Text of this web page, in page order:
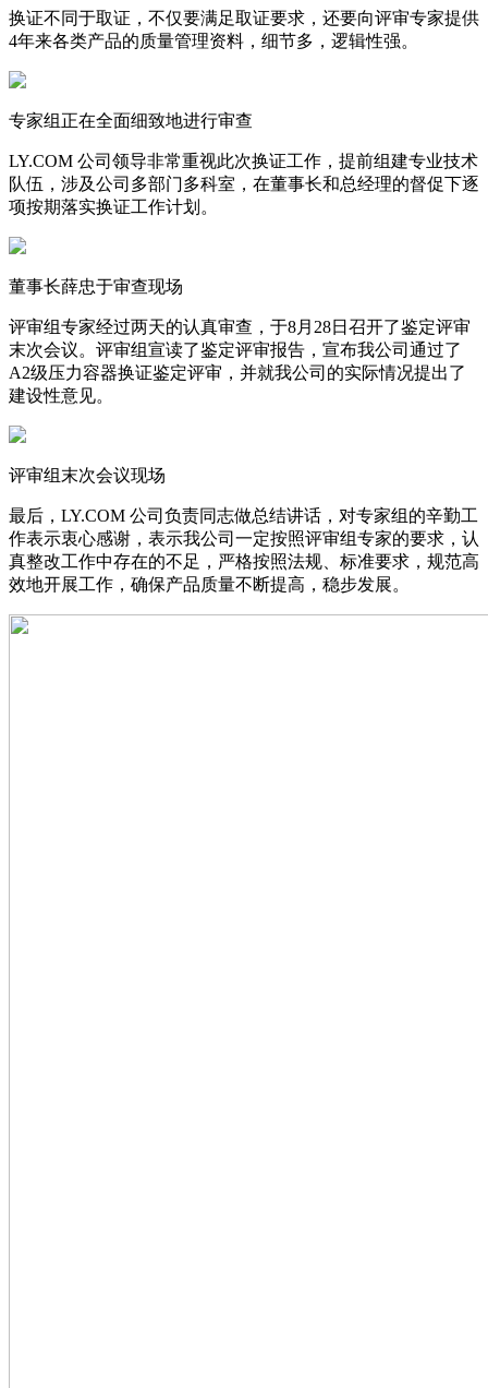
换证不同于取证，不仅要满足取证要求，还要向评审专家提供
4年来各类产品的质量管理资料，细节多，逻辑性强。
专家组正在全面细致地进行审查
LY.COM 公司领导非常重视此次换证工作，提前组建专业技术
队伍，涉及公司多部门多科室，在董事长和总经理的督促下逐
项按期落实换证工作计划。
董事长薛忠于审查现场
评审组专家经过两天的认真审查，于8月28日召开了鉴定评审
末次会议。评审组宣读了鉴定评审报告，宣布我公司通过了
A2级压力容器换证鉴定评审，并就我公司的实际情况提出了
建设性意见。
评审组末次会议现场
最后，LY.COM 公司负责同志做总结讲话，对专家组的辛勤工
作表示衷心感谢，表示我公司一定按照评审组专家的要求，认
真整改工作中存在的不足，严格按照法规、标准要求，规范高
效地开展工作，确保产品质量不断提高，稳步发展。